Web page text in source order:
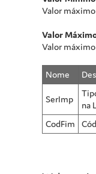
Valor
Valor
Valor
Nome
SerImp
na
CodFim